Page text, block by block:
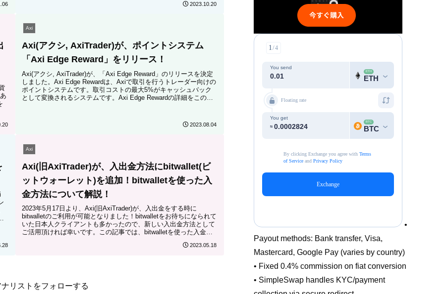
2023.10.20
Axi
Axi(アクシ, AxiTrader)が、ポイントシステム
「Axi Edge Reward」をリリース！
Axi(アクシ, AxiTrader)が、「Axi Edge Reward」のリリースを決定
しました。Axi Edge Rewardは、Axiで取引を行うトレーダー向けの
ポイントシステムです。取引コストの最大5%がキャッシュバック
として変換されるシステムです。Axi Edge Rewardの詳細をこの記
2023.08.04
Axi
Axi(旧AxiTrader)が、入出金方法にbitwallet(ビ
ットウォーレット)を追加！bitwalletを使った入
金方法について解説！
2023年5月17日より、Axi(旧AxiTrader)が、入出金をする時に
bitwalletのご利用が可能となりました！bitwalletをお待ちになられて
いた日本人クライアントも多かったので、新しい入出金方法として
ご活用頂ければ幸いです。この記事では、bitwalletを使った入金方
2023.05.18
ナリストをフォローする
•
Payout methods: Bank transfer, Visa,
Mastercard, Google Pay (varies by country)
• Fixed 0.4% commission on fiat conversion
• SimpleSwap handles KYC/payment